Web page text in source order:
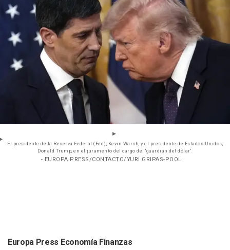
El presidente de la Reserva Federal (Fed), Kevin Warsh, y el presidente de Estados Unidos,
Donald Trump, en el juramento del cargo del 'guardián del dólar'.
- EUROPA PRESS/CONTACTO/YURI GRIPAS-POOL
Europa Press Economía Finanzas